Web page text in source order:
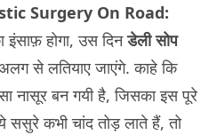
Surgery On Road:
इंसाफ़ होगा, उस दिनडेली सोप
से लतियाए जाएंगे. काहे कि
नासूर बन गयी है, जिसका इस पूरे
ससुरे कभी चांद तोड़ लाते हैं, तो